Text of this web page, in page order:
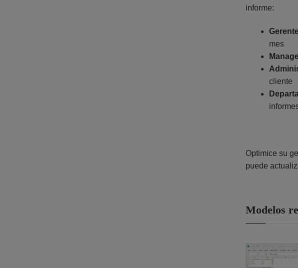
informe:
mes
cliente
Optimice su
puede
Modelos